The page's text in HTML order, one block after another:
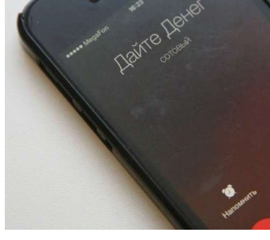
рейтинга: ВолгГТУ и ВолгГМУ вошли в топ‑15
для химической отрасли и фармацевтики
18:39
В Красноармейском районе Волгограда стартует
конкурс на ремонт моста через Волго‑Донской
судоходный канал
Фестиваль #ТриЧетыре в Волгограде пройдёт
11–13 сентября в рамках Года единства народов